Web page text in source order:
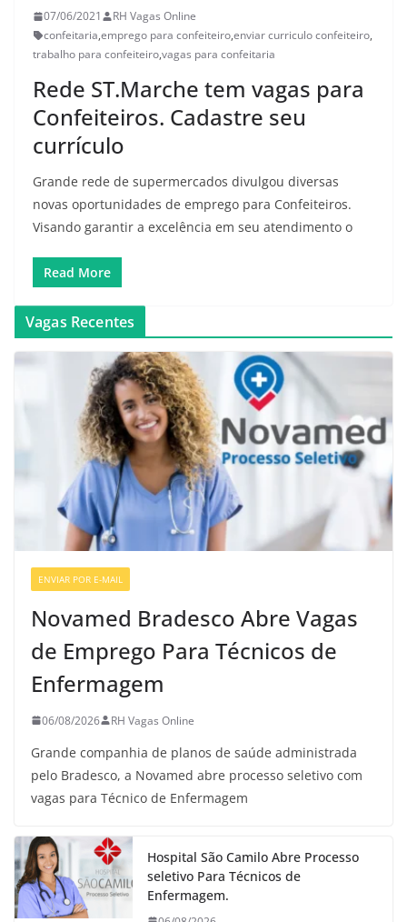
07/06/2021
RH Vagas Online
confeitaria,emprego para confeiteiro,enviar curriculo confeiteiro,
trabalho para confeiteiro,vagas para confeitaria
Rede ST.Marche tem vagas para
Confeiteiros. Cadastre seu
currículo
Grande rede de supermercados divulgou diversas
novas oportunidades de emprego para Confeiteiros.
Visando garantir a excelência em seu atendimento o
Read More
Vagas Recentes
ENVIAR POR E-MAIL
Novamed Bradesco Abre Vagas
de Emprego Para Técnicos de
Enfermagem
06/08/2026 RH Vagas Online
Grande companhia de planos de saúde administrada
pelo Bradesco, a Novamed abre processo seletivo com
vagas para Técnico de Enfermagem
Hospital São Camilo Abre Processo
seletivo Para Técnicos de
Enfermagem.